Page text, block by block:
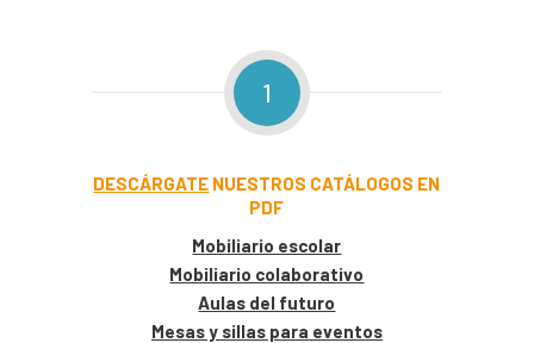
1
DESCÁRGATE NUESTROS CATÁLOGOS EN
PDF
Mobiliario escolar
Mobiliario colaborativo
Aulas del futuro
Mesas y sillas para eventos